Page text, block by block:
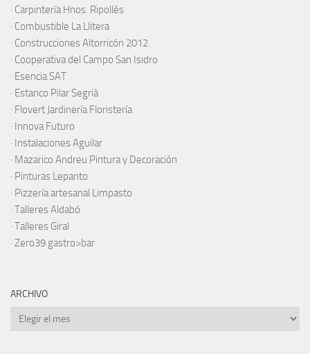
· Carpintería Hnos. Ripollés
· Combustible La Llitera
· Construcciones Altorricón 2012
· Cooperativa del Campo San Isidro
· Esencia SAT
· Estanco Pilar Segrià
· Flovert Jardinería Floristería
· Innova Futuro
· Instalaciones Aguilar
· Mazarico Andreu Pintura y Decoración
· Pinturas Lepanto
· Pizzería artesanal Limpasto
· Talleres Aldabó
· Talleres Giral
· Zero39 gastro>bar
ARCHIVO
Archivo